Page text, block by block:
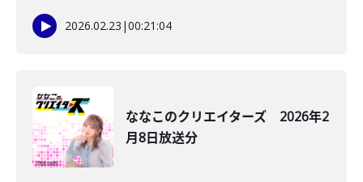
2026.02.23 |00:21:04
ななこのクリエイターズ 2026年2
月8日放送分